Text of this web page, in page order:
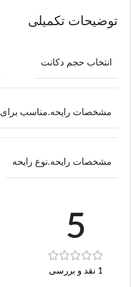
توضیحات تکمیلی
انتخاب حجم دکانت
مشخصات رایحه.مناسب برای
مشخصات رایحه.نوع رایحه
5
1 نقد و بررسی